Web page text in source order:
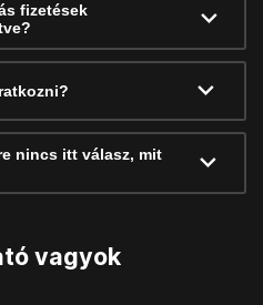
fizetések
nincs itt válasz, mit
vagyok